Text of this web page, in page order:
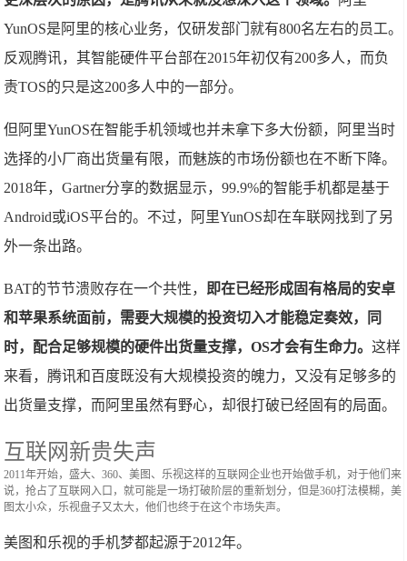
YunOS是阿里的核心业务，仅研发部门就有800名左右的员工。
反观腾讯，其智能硬件平台部在2015年初仅有200多人，而负
责TOS的只是这200多人中的一部分。
但阿里YunOS在智能手机领域也并未拿下多大份额，阿里当时
选择的小厂商出货量有限，而魅族的市场份额也在不断下降。
2018年，Gartner分享的数据显示，99.9%的智能手机都是基于
Android或iOS平台的。不过，阿里YunOS却在车联网找到了另
外一条出路。
BAT的节节溃败存在一个共性，
即在已经形成固有格局的安卓
和苹果系统面前，需要大规模的投资切入才能稳定奏效，同
时，配合足够规模的硬件出货量支撑，OS才会有生命力。这样
来看，腾讯和百度既没有大规模投资的魄力，又没有足够多的
出货量支撑，而阿里虽然有野心，却很打破已经固有的局面。
互联网新贵失声
2011年开始，盛大、360、美图、乐视这样的互联网企业也开始做手机，对于他们来
说，抢占了互联网入口，就可能是一场打破阶层的重新划分，但是360打法模糊，美
图太小众，乐视盘子又太大，他们也终于在这个市场失声。
美图和乐视的手机梦都起源于2012年。